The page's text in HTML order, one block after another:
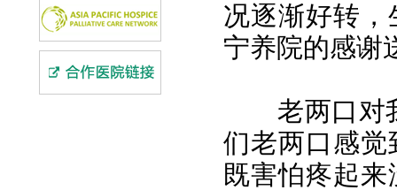
况逐渐好转
宁养院的感谢
老两口对我
们老两口感
既害怕疼起